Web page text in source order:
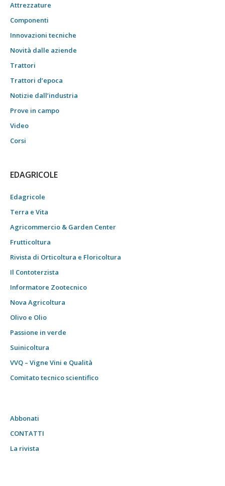
Attrezzature
Componenti
Innovazioni tecniche
Novità dalle aziende
Trattori
Trattori d’epoca
Notizie dall’industria
Prove in campo
Video
Corsi
EDAGRICOLE
Edagricole
Terra e Vita
Agricommercio & Garden Center
Frutticoltura
Rivista di Orticoltura e Floricoltura
Il Contoterzista
Informatore Zootecnico
Nova Agricoltura
Olivo e Olio
Passione in verde
Suinicoltura
VVQ – Vigne Vini e Qualità
Comitato tecnico scientifico
Abbonati
CONTATTI
La rivista